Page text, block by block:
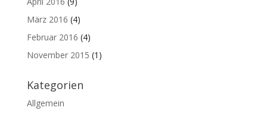
März 2016 (4)
Februar 2016 (4)
November 2015 (1)
Kategorien
Allgemein